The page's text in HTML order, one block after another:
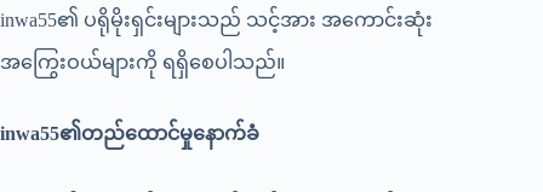
inwa55၏ ပရိုမိုးရှင်းများသည် သင့်အား အကောင်းဆုံး
အကြွေးဝယ်များကို ရရှိစေပါသည်။
inwa55၏တည်ထောင်မှုနောက်ခံ